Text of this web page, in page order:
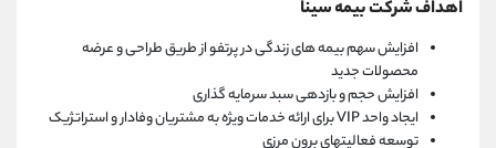
اهداف شرکت بيمه سينا
افزایش سهم بیمه های زندگی در پرتفو از طریق طراحی و عرضه
محصولات جدید
افزایش حجم و بازدهی سبد سرمایه گذاری
ایجاد واحد VIP برای ارائه خدمات ویژه به مشتریان وفادار و استراتژیک
توسعه فعالیتهای برون مرزی